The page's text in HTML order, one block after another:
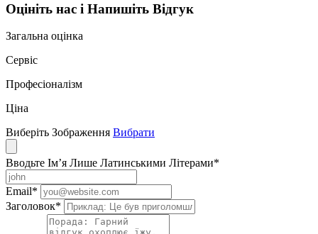
Оцініть нас і Напишіть Відгук
Загальна оцінка
Сервіс
Професіоналізм
Ціна
Виберіть Зображення Вибрати
Вводьте Ім’я Лише Латинськими Літерами*
Email*
Заголовок*